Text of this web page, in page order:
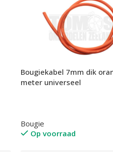
Bougiekabel 7mm dik
meter universeel
Bougie
Op voorraad